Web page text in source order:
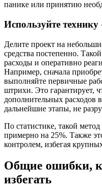
панике или принятию
Используйте технику
Делите проект на
средства постепенно.
расходы и оперативно
Например, сначала
выполняйте первичные
штрихи. Это гарантирует,
дополнительных расходов
дальнейшие этапы, не
По статистике, такой
примерно на 25%. Также
контролем, избегая
Общие ошибки,
избегать